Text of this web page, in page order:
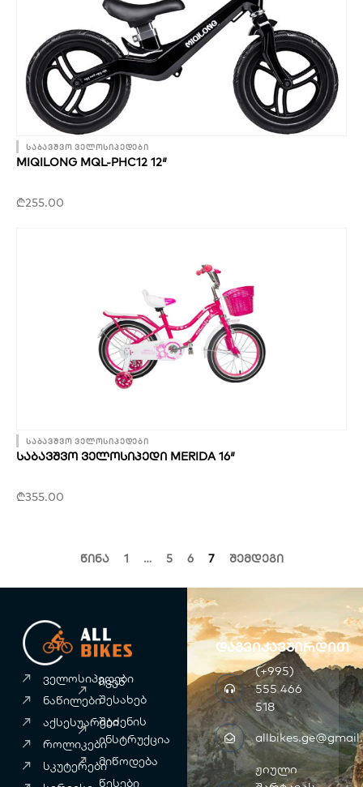
საბავშვო ველოსიპედები
MIQILONG MQL-PHC12 12″
₾255.00
საბავშვო ველოსიპედები
ᲡᲐᲑᲐᲕᲨᲕᲝ ᲕᲔᲚᲝᲡᲘᲞᲔᲓᲘ MERIDA 16″
₾355.00
წინა 1 … 5 6 7 შემდეგი
ველოსიპედები
ნაწილები
აქსესუარები
როლიკები
სკუტერები
ჩვენ
შესახებ
შეძენის
ინსტრუქცია
მიწოდება
წესები
დაგვიკავშირდით
(+995)
555 466
518
ჟიული